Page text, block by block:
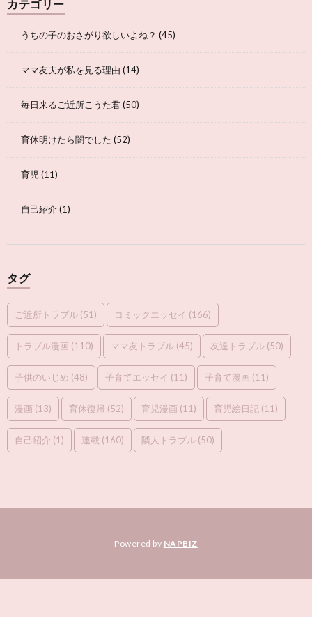
カテゴリー
うちの子のおさがり欲しいよね？ (45)
ママ友夫が私を見る理由 (14)
毎日来るご近所こうた君(50)
育休明けたら闇でした (52)
育児(11)
自己紹介(1)
タグ
ご近所トラブル (51) コミックエッセイ (166)
トラブル漫画 (110) ママ友トラブル (45) 友達トラブル (50)
子供のいじめ (48) 子育てエッセイ (11) 子育て漫画 (11)
漫画 (13) 育休復帰 (52) 育児漫画 (11) 育児絵日記 (11)
自己紹介 (1) 連載 (160) 隣人トラブル (50)
Powered by NAPBIZ